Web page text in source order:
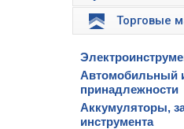
Торговые
Автомобильный
принадлежности
Аккумуляторы,
инструмента